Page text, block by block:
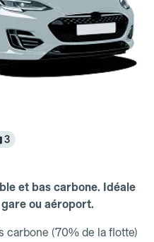
3
et bas carbone. Idéale
ou aéroport.
carbone (70% de la flotte)